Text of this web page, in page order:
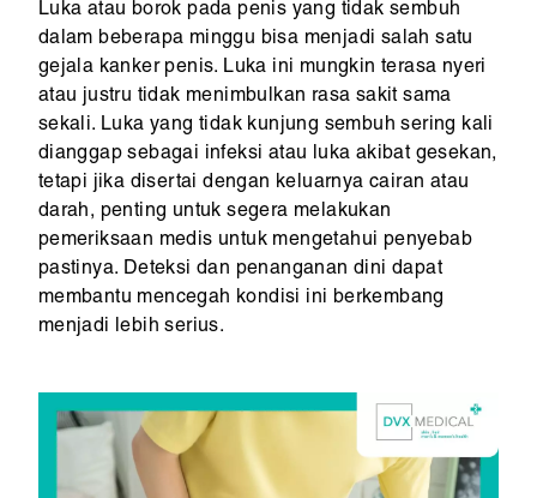
Luka atau borok pada penis yang tidak sembuh
dalam beberapa minggu bisa menjadi salah satu
gejala kanker penis. Luka ini mungkin terasa nyeri
atau justru tidak menimbulkan rasa sakit sama
sekali. Luka yang tidak kunjung sembuh sering kali
dianggap sebagai infeksi atau luka akibat gesekan,
tetapi jika disertai dengan keluarnya cairan atau
darah, penting untuk segera melakukan
pemeriksaan medis untuk mengetahui penyebab
pastinya. Deteksi dan penanganan dini dapat
membantu mencegah kondisi ini berkembang
menjadi lebih serius.